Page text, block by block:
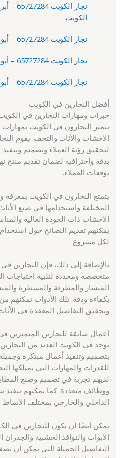
نجار
الكويت
نجار الكويت 65727284 – أبو الحصانية – نجار الكويت
نجار الكويت 65727284 – أبو حليفة – نجار خشب الكويت
نجار الكويت 65727284 – أبو فطيرة – النجارين في الكويت
أفضل النجارين في الكويت
خبرات ومهارات النجارين في
يتميز النجارون في الكويت
الأخشاب والأثاث والتحف. يقوم
لتحقيق رؤية العملاء وتصميم
بدقة واحترافية لضمان تقديم منتج
توقعات العملاء.
يتمتع النجارون في الكويت بمعرفة
المختلفة واستخدامها في صنع
الأخشاب ذات الجودة العالية
يمكنهم تقديم النصائح حول استخدام
لكل مشروع.
بالإضافة إلى ذلك، فإن النجارين
متخصصة ومحددة لتلبية احتياجات
المنشار والمطرقة والمسطرة
بكفاءة ودقة. تلك الأدوات
وتحقيق التفاصيل المعقدة في
أعمال سابقة للنجارين المتميزين
يوجد في الكويت العديد من النجارين
بتصميم وتنفيذ أعمال مبتكرة
للقدرات والمهارات التي يمتلكها
لديهم تجربة في تصميم وصنع
ووظائف متعددة. كما يمكنهم تنفيذ
الداخلي والخارجي بمختلف الأنماط
يمكن أيضًا أن يكون للنجارين في
الأبواب والنوافذ الخشبية
التفاصيل الجميلة التي يمكن أن